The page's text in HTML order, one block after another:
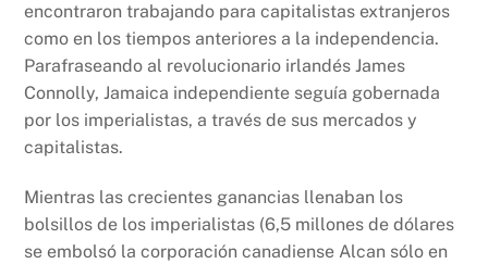
encontraron trabajando para capitalistas extranjeros
como en los tiempos anteriores a la independencia.
Parafraseando al revolucionario irlandés James
Connolly, Jamaica independiente seguía gobernada
por los imperialistas, a través de sus mercados y
capitalistas.
Mientras las crecientes ganancias llenaban los
bolsillos de los imperialistas (6,5 millones de dólares
se embolsó la corporación canadiense Alcan sólo en